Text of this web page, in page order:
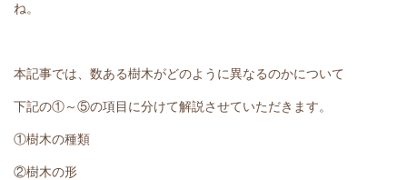
ね。
本記事では、数ある樹木がどのように異なるのかについて
下記の①～⑤の項目に分けて解説させていただきます。
①樹木の種類
②樹木の形